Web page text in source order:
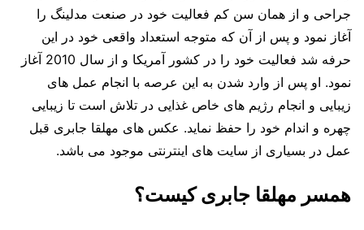
جراحی و از همان سن کم فعالیت خود در صنعت مدلینگ را
آغاز نمود و پس از آن که متوجه استعداد واقعی خود در این
حرفه شد فعالیت خود را در کشور آمریکا و از سال 2010 آغاز
نمود. او پس از وارد شدن به این عرصه با انجام عمل های
زیبایی و انجام رژیم های خاص غذایی در تلاش است تا زیبایی
چهره و اندام خود را حفظ نماید. عکس های مهلقا جابری قبل
عمل در بسیاری از سایت های اینترنتی موجود می باشد.
همسر مهلقا جابری کیست؟